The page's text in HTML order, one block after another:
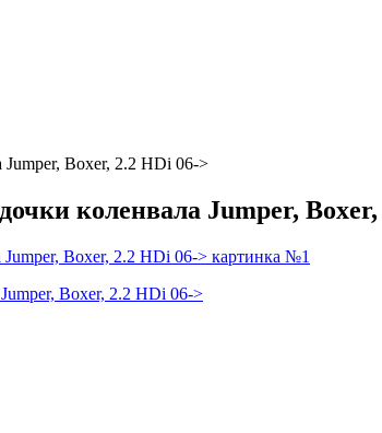
Jumper, Boxer, 2.2 HDi 06->
коленвала Jumper,